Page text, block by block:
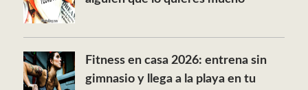
Fitness en casa 2026: entrena sin
gimnasio y llega a la playa en tu